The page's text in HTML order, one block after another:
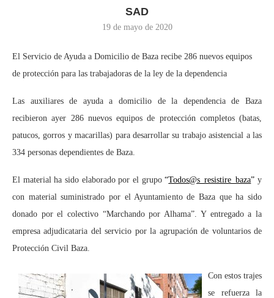
SAD
19 de mayo de 2020
El Servicio de Ayuda a Domicilio de Baza recibe 286 nuevos equipos
de protección para las trabajadoras de la ley de la dependencia
Las auxiliares de ayuda a domicilio de la dependencia de Baza
recibieron ayer 286 nuevos equipos de protección completos (batas,
patucos, gorros y macarillas) para desarrollar su trabajo asistencial a las
334 personas dependientes de Baza.
El material ha sido elaborado por el grupo“Todos@s_resistire_baza” y
con material suministrado por el Ayuntamiento de Baza que ha sido
donado por el colectivo “Marchando por Alhama”. Y entregado a la
empresa adjudicataria del servicio por la agrupación de voluntarios de
Protección Civil Baza.
Con estos trajes
se refuerza la